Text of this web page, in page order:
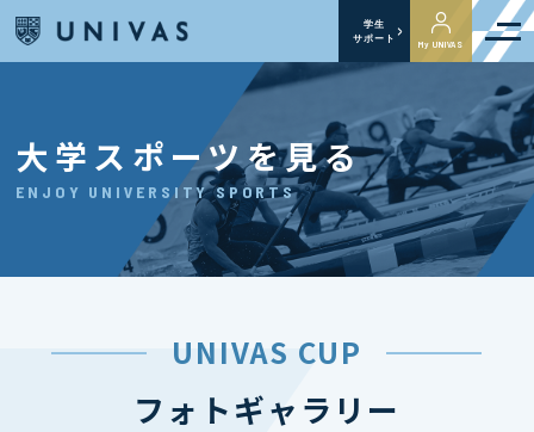
学生
サポート
My UNIVAS
大学スポーツを見る
ENJOY UNIVERSITY SPORTS
UNIVAS CUP
フォトギャラリー